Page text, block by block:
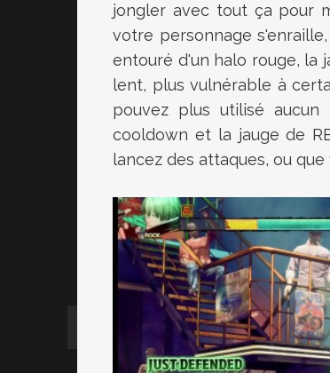
jongler avec tout ça pour
votre personnage
entouré d'un halo rouge, la
lent, plus vulnérable à
pouvez plus utilisé
cooldown et la jauge de
lancez des attaques, ou